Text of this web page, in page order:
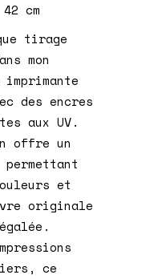
cm
tirage
mon
des encres
aux UV.
offre un
et
originale
ce